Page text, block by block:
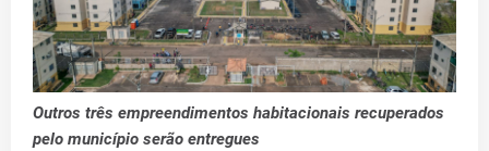
Outros três empreendimentos habitacionais recuperados
pelo município serão entregues